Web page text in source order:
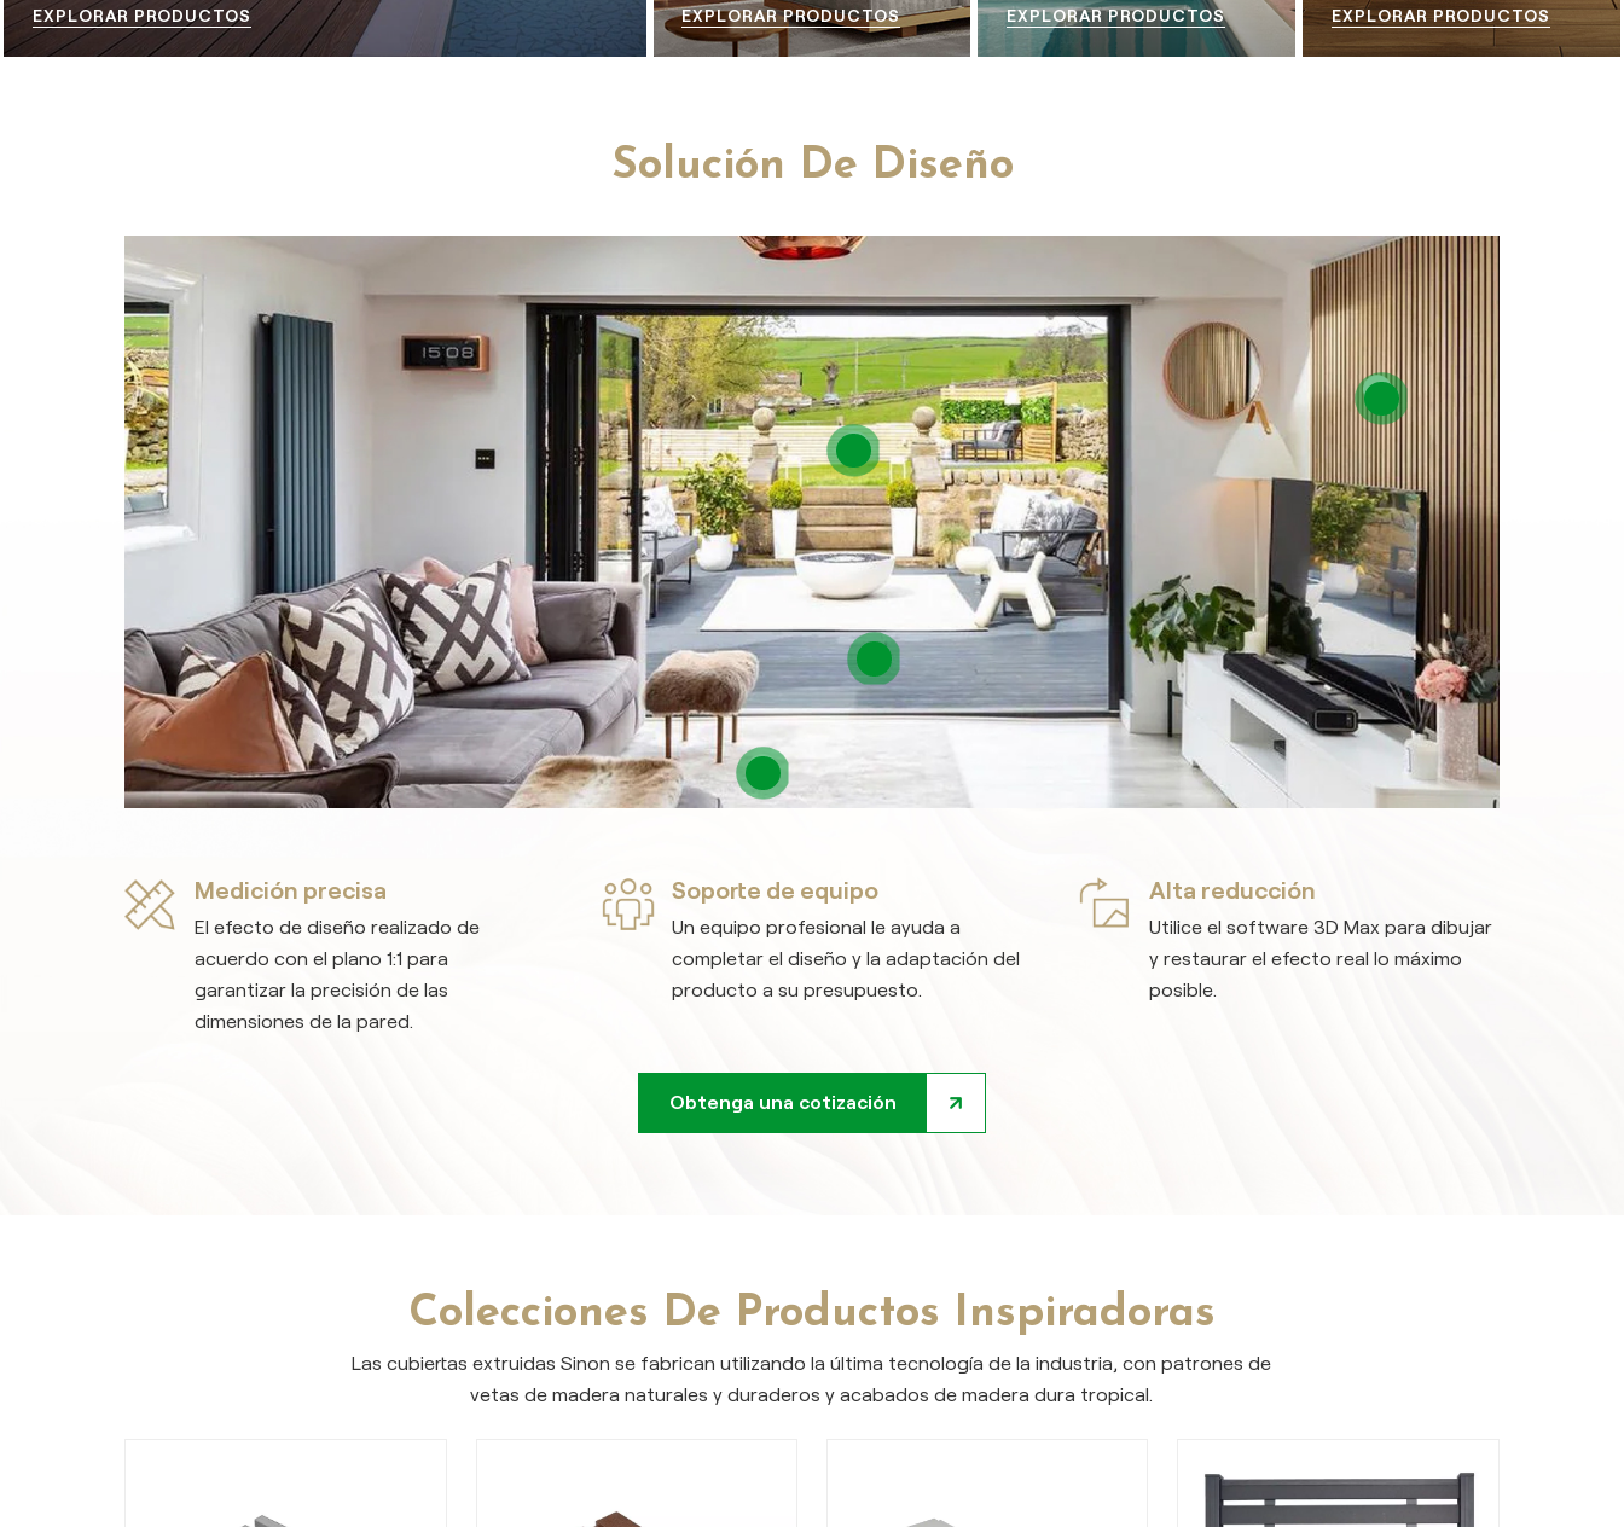
EXPLORAR PRODUCTOS EXPLORAR PRODUCTOS EXPLORAR PRODUCTOS EXPLORAR PRODUCTOS
Solución De Diseño
Medición precisa
El efecto de diseño realizado de
acuerdo con el plano 1:1 para
garantizar la precisión de las
dimensiones de la pared.
Soporte de equipo
Un equipo profesional le ayuda a
completar el diseño y la adaptación del
producto a su presupuesto.
Alta reducción
Utilice el software 3D Max para dibujar
y restaurar el efecto real lo máximo
posible.
Obtenga una cotización
Colecciones De Productos Inspiradoras
Las cubiertas extruidas Sinon se fabrican utilizando la última tecnología de la industria, con patrones de
vetas de madera naturales y duraderos y acabados de madera dura tropical.